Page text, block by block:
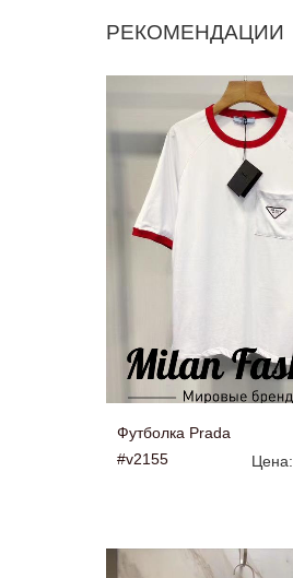
РЕКОМЕНДАЦИИ
Футболка Prada
#v2155
Цена: